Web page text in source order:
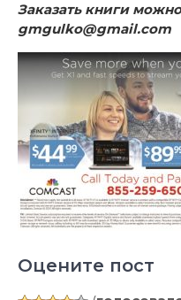
Заказать книги
gmgulko@gmail.com
Оцените пост